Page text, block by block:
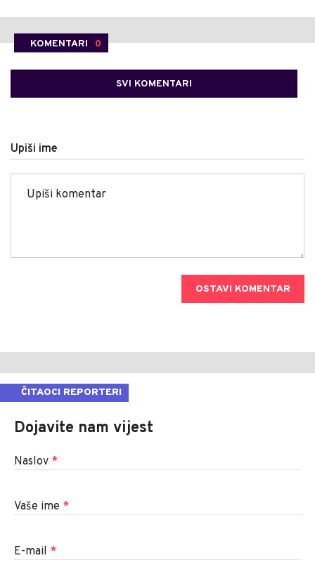
KOMENTARI 0
SVI KOMENTARI
Upiši ime
OSTAVI KOMENTAR
ČITAOCI REPORTERI
Dojavite nam vijest
Naslov *
Vaše ime *
E-mail *